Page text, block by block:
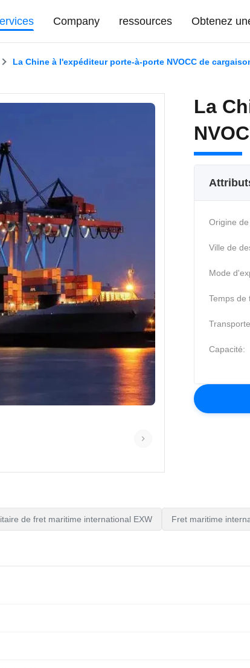
Company ressources Obtenez
La Chine à l'expéditeur porte-à-porte NVOCC de
La
Origine
Ville de
Mode
Temps de
Capacité:
de fret maritime international EXW Fret maritime